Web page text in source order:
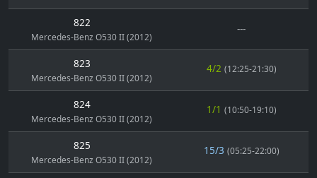
822
Mercedes-Benz O530 II (2012)
---
823
Mercedes-Benz O530 II (2012)
4/2 (12:25-21:30)
824
Mercedes-Benz O530 II (2012)
1/1 (10:50-19:10)
825
Mercedes-Benz O530 II (2012)
15/3 (05:25-22:00)